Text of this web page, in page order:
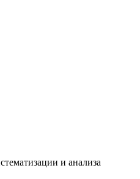
и анализа